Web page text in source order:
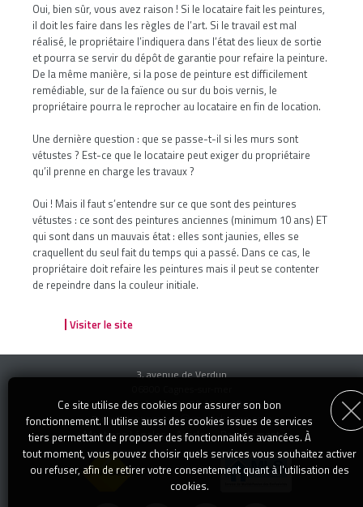
Oui, bien sûr, vous avez raison ! Si le locataire fait les peintures,
il doit les faire dans les règles de l’art. Si le travail est mal
réalisé, le propriétaire l’indiquera dans l’état des lieux de sortie
et pourra se servir du dépôt de garantie pour refaire la peinture.
De la même manière, si la pose de peinture est difficilement
remédiable, sur de la faïence ou sur du bois vernis, le
propriétaire pourra le reprocher au locataire en fin de location.
Une dernière question : que se passe-t-il si les murs sont
vétustes ? Est-ce que le locataire peut exiger du propriétaire
qu’il prenne en charge les travaux ?
Oui ! Mais il faut s’entendre sur ce que sont des peintures
vétustes : ce sont des peintures anciennes (minimum 10 ans) ET
qui sont dans un mauvais état : elles sont jaunies, elles se
craquellent du seul fait du temps qui a passé. Dans ce cas, le
propriétaire doit refaire les peintures mais il peut se contenter
de repeindre dans la couleur initiale.
Visiter le site
3, avenue de Verdun
Téléphone : 04 92 13 14 00
E-mail :transaction@specialimmo.com
Mentions Légales -Articles-Recrutement
Ce site utilise des cookies pour assurer son bon
fonctionnement. Il utilise aussi des cookies issues de services
tiers permettant de proposer des fonctionnalités avancées. À
tout moment, vous pouvez choisir quels services vous souhaitez activer
ou refuser, afin de retirer votre consentement quant à l'utilisation des
cookies.